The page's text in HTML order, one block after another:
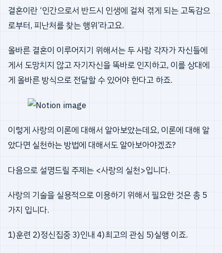
결혼이란 ‘인간으로서 반드시 인생에 걸쳐 겪게 되는 고독감으
로부터, 피난처를 찾는 행위’라고요.
올바른 결혼이 이루어지기 위해서는 두 사람 각자가 자신들에
게서 도망치지 않고 자기자신을 똑바로 인지하고, 이를 상대에
게 올바른 방식으로 전달할 수 있어야 한다고 하죠.
이렇게 사랑의 이론에 대해서 알아보았는데요, 이론에 대해 알
았다면 실천하는 방법에 대해서도 알아보아야겠죠?
다음으로 설명드릴 주제는 <사랑의 실천>입니다.
사랑의 기술을 실용적으로 이용하기 위해서 필요한 것은 총 5
가지 입니다.
1)훈련 2)정신집중 3)인내 4)최고의 관심 5)실행 이죠.